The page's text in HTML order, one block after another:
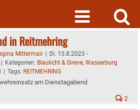
in Reitmehring
Mittermair | Di. 15.8.2023 -
| Kategorien: Blaulicht & Sirene, Wasserburg
| Tags: REITMEHRING
am Dienstagabend
2